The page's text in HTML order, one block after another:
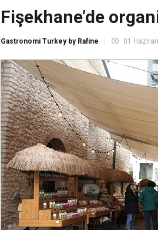
Fişekhane’de
Gastronomi Turkey by Rafine 01